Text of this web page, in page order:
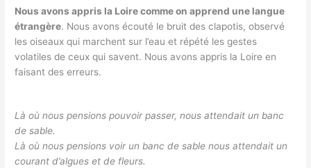
Nous avons appris la Loire comme on apprend une langue
étrangère. Nous avons écouté le bruit des clapotis, observé
les oiseaux qui marchent sur l’eau et répété les gestes
volatiles de ceux qui savent. Nous avons appris la Loire en
faisant des erreurs.
Là où nous pensions pouvoir passer, nous attendait un banc
de sable.
Là où nous pensions voir un banc de sable nous attendait un
courant d’algues et de fleurs.